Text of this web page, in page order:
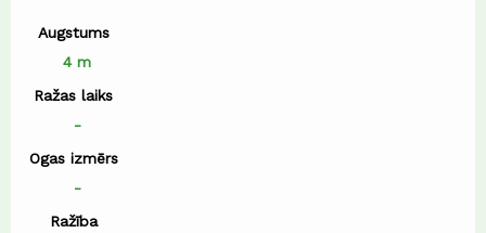
Augstums
4 m
Ražas laiks
-
Ogas izmērs
-
Ražība